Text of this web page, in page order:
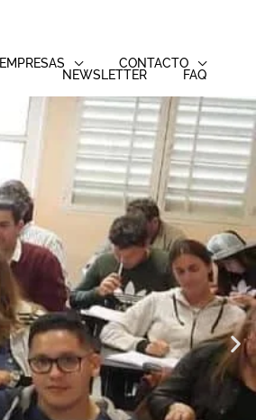
EMPRESAS
CONTACTO
NEWSLETTER
FAQ